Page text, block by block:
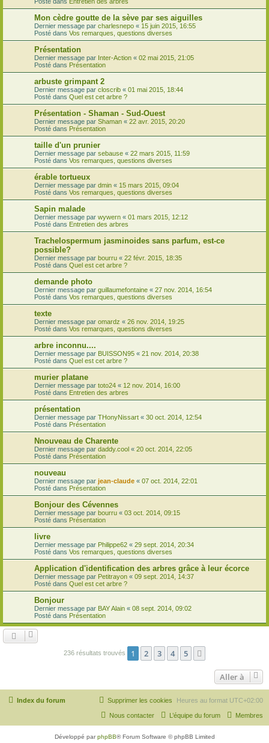
Mon cèdre goutte de la sève par ses aiguilles
Dernier message par charlesnepo « 15 juin 2015, 16:55
Posté dans Vos remarques, questions diverses
Présentation
Dernier message par Inter-Action « 02 mai 2015, 21:05
Posté dans Présentation
arbuste grimpant 2
Dernier message par closcrib « 01 mai 2015, 18:44
Posté dans Quel est cet arbre ?
Présentation - Shaman - Sud-Ouest
Dernier message par Shaman « 22 avr. 2015, 20:20
Posté dans Présentation
taille d'un prunier
Dernier message par sebause « 22 mars 2015, 11:59
Posté dans Vos remarques, questions diverses
érable tortueux
Dernier message par dmin « 15 mars 2015, 09:04
Posté dans Vos remarques, questions diverses
Sapin malade
Dernier message par wywern « 01 mars 2015, 12:12
Posté dans Entretien des arbres
Trachelospermum jasminoides sans parfum, est-ce
possible?
Dernier message par bourru « 22 févr. 2015, 18:35
Posté dans Quel est cet arbre ?
demande photo
Dernier message par guillaumefontaine « 27 nov. 2014, 16:54
Posté dans Vos remarques, questions diverses
texte
Dernier message par omardz « 26 nov. 2014, 19:25
Posté dans Vos remarques, questions diverses
arbre inconnu....
Dernier message par BUISSON95 « 21 nov. 2014, 20:38
Posté dans Quel est cet arbre ?
murier platane
Dernier message par toto24 « 12 nov. 2014, 16:00
Posté dans Entretien des arbres
présentation
Dernier message par THonyNissart « 30 oct. 2014, 12:54
Posté dans Présentation
Nnouveau de Charente
Dernier message par daddy.cool « 20 oct. 2014, 22:05
Posté dans Présentation
nouveau
Dernier message par jean-claude « 07 oct. 2014, 22:01
Posté dans Présentation
Bonjour des Cévennes
Dernier message par bourru « 03 oct. 2014, 09:15
Posté dans Présentation
livre
Dernier message par Philippe62 « 29 sept. 2014, 20:34
Posté dans Vos remarques, questions diverses
Application d'identification des arbres grâce à leur écorce
Dernier message par Petitrayon « 09 sept. 2014, 14:37
Posté dans Quel est cet arbre ?
Bonjour
Dernier message par BAY Alain « 08 sept. 2014, 09:02
Posté dans Présentation
236 résultats trouvés 1 2 3 4 5
Aller à
Index du forum Heures au format UTC+02:00
Supprimer les cookies
Membres
L’équipe du forum
Nous contacter
Développé parphpBB® Forum Software © phpBB Limited